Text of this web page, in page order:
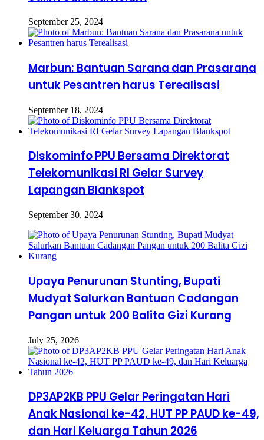
September 25, 2024
Marbun: Bantuan Sarana dan Prasarana
untuk Pesantren harus Terealisasi
September 18, 2024
Diskominfo PPU Bersama Direktorat
Telekomunikasi RI Gelar Survey
Lapangan Blankspot
September 30, 2024
Upaya Penurunan Stunting, Bupati
Mudyat Salurkan Bantuan Cadangan
Pangan untuk 200 Balita Gizi Kurang
July 25, 2026
DP3AP2KB PPU Gelar Peringatan Hari
Anak Nasional ke-42, HUT PP PAUD ke-49,
dan Hari Keluarga Tahun 2026